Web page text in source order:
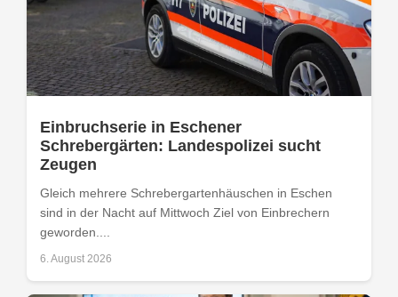
Einbruchserie in Eschener
Schrebergärten: Landespolizei sucht
Zeugen
Gleich mehrere Schrebergartenhäuschen in Eschen
sind in der Nacht auf Mittwoch Ziel von Einbrechern
geworden....
6. August 2026